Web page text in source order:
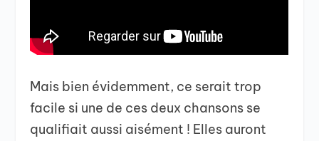
Mais bien évidemment, ce serait trop
facile si une de ces deux chansons se
qualifiait aussi aisément ! Elles auront